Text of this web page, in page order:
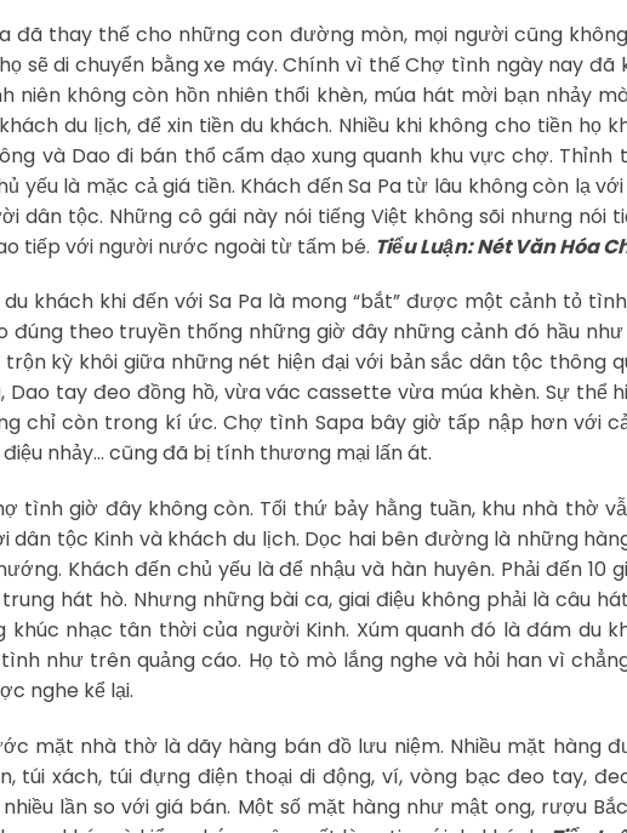
đã thay thế cho những con đường mòn, mọi người cũng
sẽ di chuyển bằng xe máy. Chính vì thế Chợ tình ngày nay đã
niên không còn hồn nhiên thổi khèn, múa hát mời bạn nhảy
du lịch, để xin tiền du khách. Nhiều khi không cho tiền họ
và Dao đi bán thổ cẩm dạo xung quanh khu vực chợ.
yếu là mặc cả giá tiền. Khách đến Sa Pa từ lâu không còn lạ
dân tộc. Những cô gái này nói tiếng Việt không sõi nhưng nói
tiếp với người nước ngoài từ tấm bé. Tiểu Luận: Nét Văn Hóa
khách khi đến với Sa Pa là mong “bắt” được một cảnh tỏ
đúng theo truyền thống những giờ đây những cảnh đó hầu
kỳ khôi giữa những nét hiện đại với bản sắc dân tộc thông
tay đeo đồng hồ, vừa vác cassette vừa múa khèn. Sự thể
chỉ còn trong kí ức. Chợ tình Sapa bây giờ tấp nập hơn với
nhảy… cũng đã bị tính thương mại lấn át.
tình giờ đây không còn. Tối thứ bảy hằng tuần, khu nhà thờ
dân tộc Kinh và khách du lịch. Dọc hai bên đường là những
Khách đến chủ yếu là để nhậu và hàn huyên. Phải đến 10
hát hò. Nhưng những bài ca, giai điệu không phải là câu
nhạc tân thời của người Kinh. Xúm quanh đó là đám du
như trên quảng cáo. Họ tò mò lắng nghe và hỏi han vì
nghe kể lại.
mặt nhà thờ là dãy hàng bán đồ lưu niệm. Nhiều mặt hàng
túi xách, túi đựng điện thoại di động, ví, vòng bạc đeo tay,
lần so với giá bán. Một số mặt hàng như mật ong, rượu Bắc